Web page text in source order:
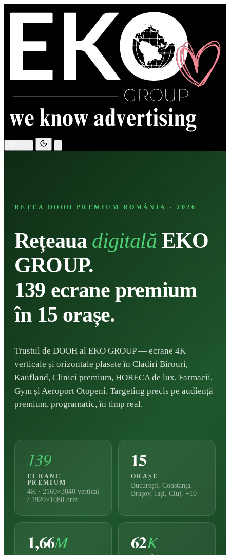
REȚEA DOOH PREMIUM ROMÂNIA · 2026
Rețeaua digitalăEKO
GROUP.
139 ecrane premium
în 15 orașe.
Trustul de DOOH al EKO GROUP — ecrane 4K
verticale și orizontale plasate în Cladiri Birouri,
Kaufland, Clinici premium, HORECA de lux, Farmacii,
Gym și Aeroport Otopeni. Targeting precis pe audiență
premium, programatic, în timp real.
139
ECRANE
PREMIUM
4K · 2160×3840 vertical
/ 1920×1080 oriz.
15
ORAȘE
București, Constanța,
Brașov, Iași, Cluj, +10
1,66M 62K